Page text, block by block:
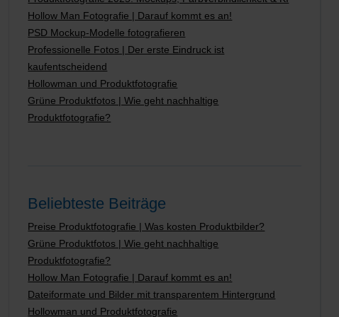
Hollow Man Fotografie | Darauf kommt es an!
PSD Mockup-Modelle fotografieren
Professionelle Fotos | Der erste Eindruck ist
kaufentscheidend
Hollowman und Produktfotografie
Grüne Produktfotos | Wie geht nachhaltige
Produktfotografie?
Beliebteste Beiträge
Preise Produktfotografie | Was kosten Produktbilder?
Grüne Produktfotos | Wie geht nachhaltige
Produktfotografie?
Hollow Man Fotografie | Darauf kommt es an!
Dateiformate und Bilder mit transparentem Hintergrund
Hollowman und Produktfotografie